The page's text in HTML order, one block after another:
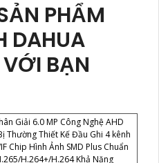
PHẨM
DAHUA
BẠN
Giải 6.0 MP Công Nghệ AHD
Thường Thiết Kế Đầu Ghi 4 kênh
Chip Hình Ảnh SMD Plus Chuẩn
H.264+/H.264 Khả Năng